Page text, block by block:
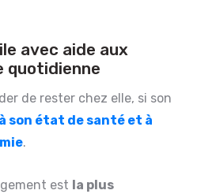
avec aide aux
quotidienne
de rester chez elle, si son
son état de santé et à
.
est la plus